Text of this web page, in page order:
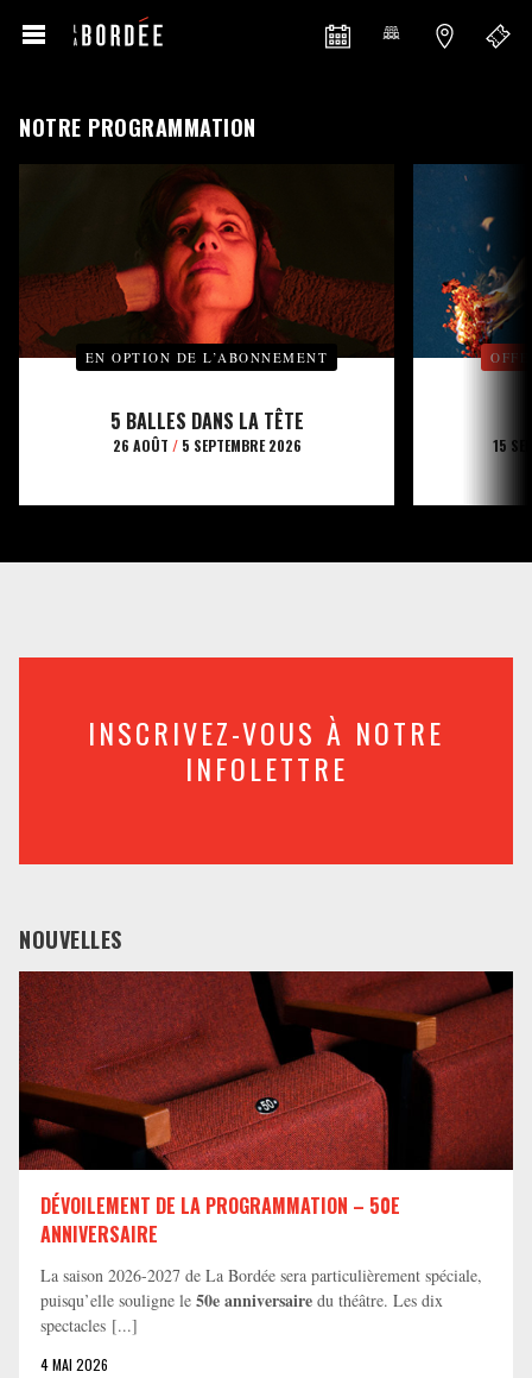
NOTRE PROGRAMMATION
EN OPTION DE L’ABONNEMENT
5 BALLES DANS LA TÊTE
26 AOÛT /5 SEPTEMBRE 2026 15
INSCRIVEZ-VOUS À NOTRE
INFOLETTRE
NOUVELLES
DÉVOILEMENT DE LA PROGRAMMATION – 50E
ANNIVERSAIRE
La saison 2026-2027 de La Bordée sera particulièrement spéciale,
puisqu’elle souligne le 50e anniversaire du théâtre. Les dix
spectacles [...]
4 MAI 2026